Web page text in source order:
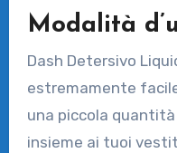
Modalità
Dash Detersivo
estremamente
una piccola
insieme ai tuoi